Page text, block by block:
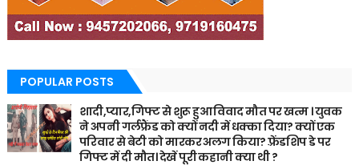
POPULAR POSTS
शादी,प्यार,गिफ्ट से शुरू हुआ विवाद मौत पर खत्म । युवक
ने अपनी गर्लफ्रैंड को क्यों नदी में धक्का दिया? क्यों एक
परिवार से बेटी को मारकर अलग किया? फ़्रेंडशिप डे पर
गिफ्ट में दी मौत। देखें पूरी कहानी क्या थी ?